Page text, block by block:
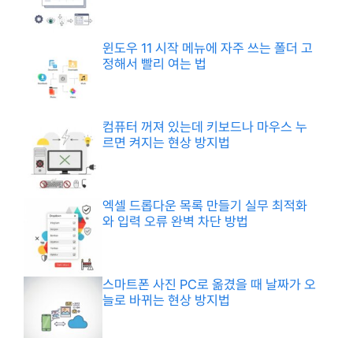
윈도우 11 시작 메뉴에 자주 쓰는 폴더 고
정해서 빨리 여는 법
컴퓨터 꺼져 있는데 키보드나 마우스 누
르면 켜지는 현상 방지법
엑셀 드롭다운 목록 만들기 실무 최적화
와 입력 오류 완벽 차단 방법
스마트폰 사진 PC로 옮겼을 때 날짜가 오
늘로 바뀌는 현상 방지법